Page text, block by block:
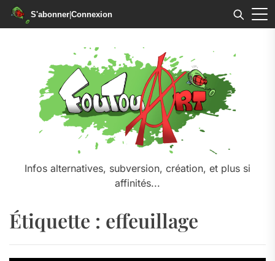
S'abonner|Connexion
Infos alternatives, subversion, création, et plus si
affinités...
Étiquette : effeuillage